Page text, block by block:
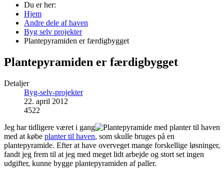
Du er her:
Hjem
Andre dele af haven
Byg selv projekter
Plantepyramiden er færdigbygget
Plantepyramiden er færdigbygget
Detaljer
Byg-selv-projekter
22. april 2012
4522
Jeg har tidligere været i gang
med at købe planter til haven, som skulle bruges på en
plantepyramide. Efter at have overveget mange forskellige løsninger,
fandt jeg frem til at jeg med meget lidt arbejde og stort set ingen
udgifter, kunne bygge plantepyramiden af paller.